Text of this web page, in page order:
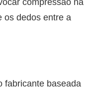
os dedos entre a
fabricante baseada